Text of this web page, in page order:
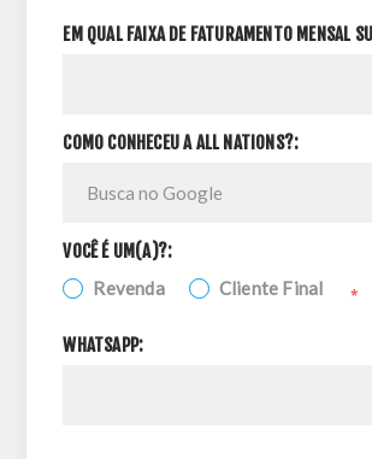
EM QUAL FAIXA DE FATURAMENTO MENSAL
COMO CONHECEU A ALL NATIONS?:
VOCÊ É UM(A)?:
Revenda Cliente Final *
WHATSAPP: